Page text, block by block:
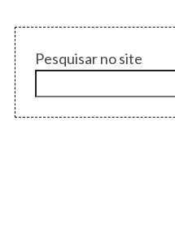
Pesquisar no site